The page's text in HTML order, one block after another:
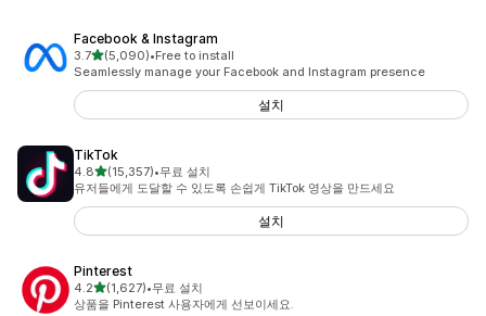
Facebook & Instagram
3.7별 5개 중
(5,090)
총 리뷰 5090개
•Free to install
Seamlessly manage your Facebook and Instagram presence
설치
TikTok
4.8별 5개 중
(15,357)
총 리뷰 15357개
•무료 설치
유저들에게 도달할 수 있도록 손쉽게 TikTok 영상을 만드세요
설치
Pinterest
4.2별 5개 중
(1,627)
총 리뷰 1627개
•무료 설치
상품을 Pinterest 사용자에게 선보이세요.